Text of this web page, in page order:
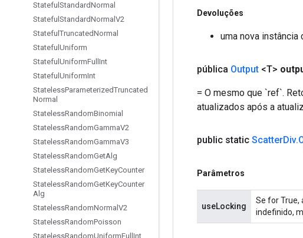
Stateful StandardNormal
Stateful StandardNormal V2
Stateful TruncatedNormal
Stateful Uniform
Stateful UniformFull Int
Stateful UniformInt
StatelessParameterizedTruncated
Normal
StatelessRandomBinomial
StatelessRandomGammaV2
StatelessRandomGammaV3
StatelessRandomGetAlg
StatelessRandomGetKeyCounter
StatelessRandomGetKeyCounter
Alg
StatelessRandomNormal V2
StatelessRandomPoisson
StatelessRandomUniformFull Int
Devoluções
uma nova instância
pública Output <T>
= O mesmo que `ref`.
atualizados após a
public static ScatterDiv.
Parâmetros
useLocking
Se for True,
indefinido,